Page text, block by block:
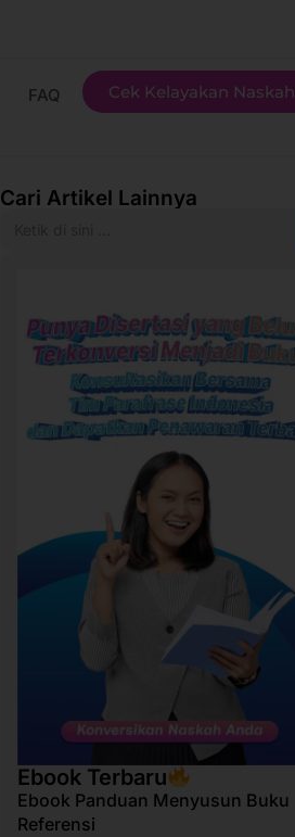
FAQ Cek Kelayakan Naskah
Cari Artikel Lainnya
Ebook Terbaru
Ebook Panduan Menyusun Buku
Referensi